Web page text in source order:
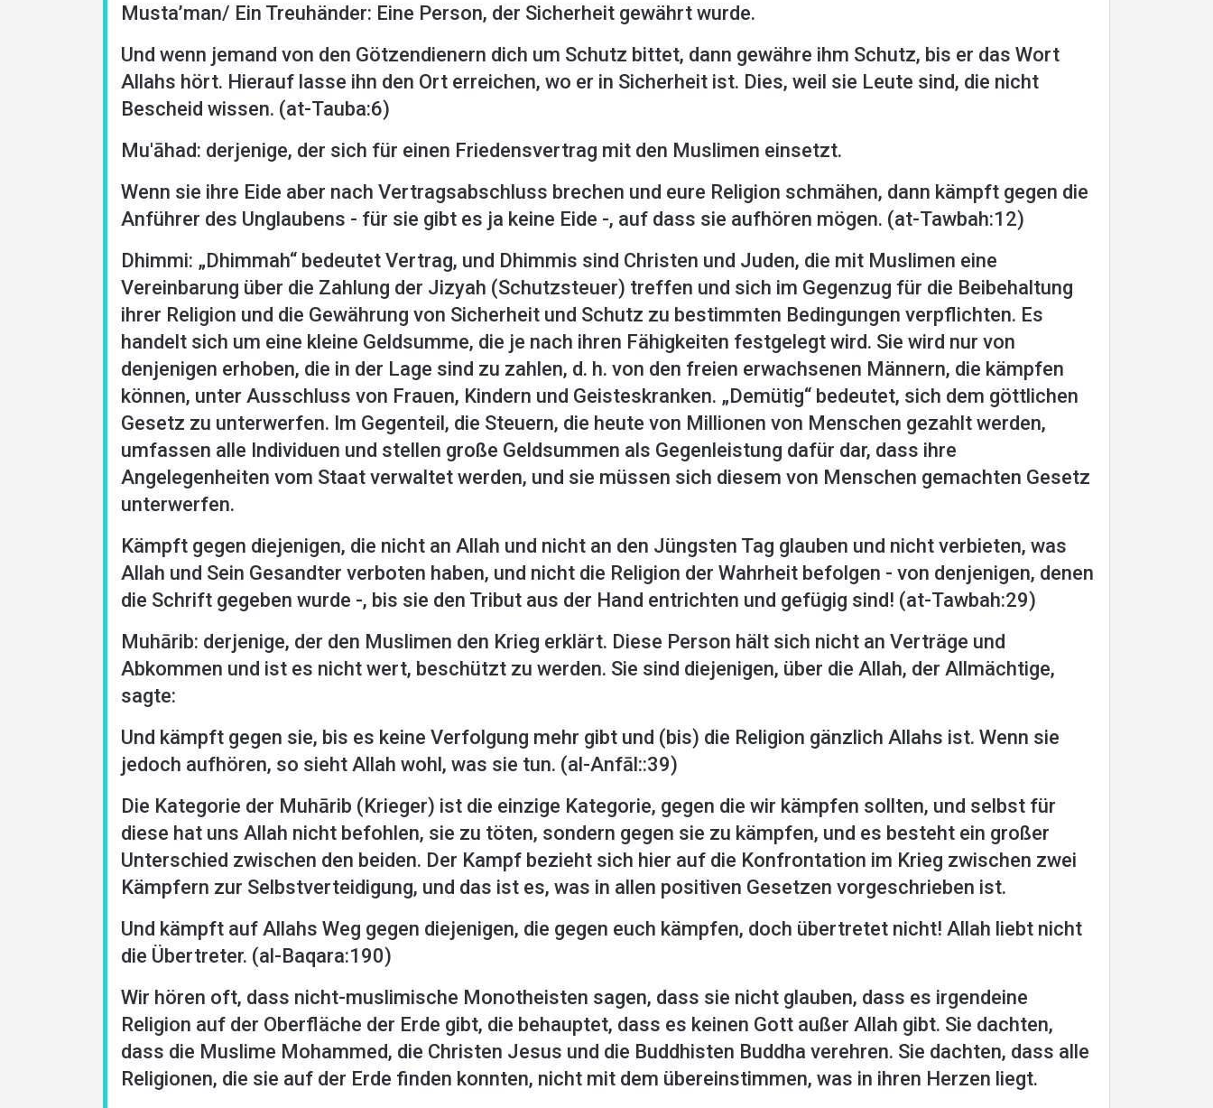
Musta’man/ Ein Treuhänder: Eine Person, der Sicherheit gewährt wurde.
Und wenn jemand von den Götzendienern dich um Schutz bittet, dann gewähre ihm Schutz, bis er das Wort
Allahs hört. Hierauf lasse ihn den Ort erreichen, wo er in Sicherheit ist. Dies, weil sie Leute sind, die nicht
Bescheid wissen. (at-Tauba:6)
Mu'āhad: derjenige, der sich für einen Friedensvertrag mit den Muslimen einsetzt.
Wenn sie ihre Eide aber nach Vertragsabschluss brechen und eure Religion schmähen, dann kämpft gegen die
Anführer des Unglaubens - für sie gibt es ja keine Eide -, auf dass sie aufhören mögen. (at-Tawbah:12)
Dhimmi: „Dhimmah“ bedeutet Vertrag, und Dhimmis sind Christen und Juden, die mit Muslimen eine
Vereinbarung über die Zahlung der Jizyah (Schutzsteuer) treffen und sich im Gegenzug für die Beibehaltung
ihrer Religion und die Gewährung von Sicherheit und Schutz zu bestimmten Bedingungen verpflichten. Es
handelt sich um eine kleine Geldsumme, die je nach ihren Fähigkeiten festgelegt wird. Sie wird nur von
denjenigen erhoben, die in der Lage sind zu zahlen, d. h. von den freien erwachsenen Männern, die kämpfen
können, unter Ausschluss von Frauen, Kindern und Geisteskranken. „Demütig“ bedeutet, sich dem göttlichen
Gesetz zu unterwerfen. Im Gegenteil, die Steuern, die heute von Millionen von Menschen gezahlt werden,
umfassen alle Individuen und stellen große Geldsummen als Gegenleistung dafür dar, dass ihre
Angelegenheiten vom Staat verwaltet werden, und sie müssen sich diesem von Menschen gemachten Gesetz
unterwerfen.
Kämpft gegen diejenigen, die nicht an Allah und nicht an den Jüngsten Tag glauben und nicht verbieten, was
Allah und Sein Gesandter verboten haben, und nicht die Religion der Wahrheit befolgen - von denjenigen, denen
die Schrift gegeben wurde -, bis sie den Tribut aus der Hand entrichten und gefügig sind! (at-Tawbah:29)
Muhārib: derjenige, der den Muslimen den Krieg erklärt. Diese Person hält sich nicht an Verträge und
Abkommen und ist es nicht wert, beschützt zu werden. Sie sind diejenigen, über die Allah, der Allmächtige,
sagte:
Und kämpft gegen sie, bis es keine Verfolgung mehr gibt und (bis) die Religion gänzlich Allahs ist. Wenn sie
jedoch aufhören, so sieht Allah wohl, was sie tun. (al-Anfāl::39)
Die Kategorie der Muhārib (Krieger) ist die einzige Kategorie, gegen die wir kämpfen sollten, und selbst für
diese hat uns Allah nicht befohlen, sie zu töten, sondern gegen sie zu kämpfen, und es besteht ein großer
Unterschied zwischen den beiden. Der Kampf bezieht sich hier auf die Konfrontation im Krieg zwischen zwei
Kämpfern zur Selbstverteidigung, und das ist es, was in allen positiven Gesetzen vorgeschrieben ist.
Und kämpft auf Allahs Weg gegen diejenigen, die gegen euch kämpfen, doch übertretet nicht! Allah liebt nicht
die Übertreter. (al-Baqara:190)
Wir hören oft, dass nicht-muslimische Monotheisten sagen, dass sie nicht glauben, dass es irgendeine
Religion auf der Oberfläche der Erde gibt, die behauptet, dass es keinen Gott außer Allah gibt. Sie dachten,
dass die Muslime Mohammed, die Christen Jesus und die Buddhisten Buddha verehren. Sie dachten, dass alle
Religionen, die sie auf der Erde finden konnten, nicht mit dem übereinstimmen, was in ihren Herzen liegt.